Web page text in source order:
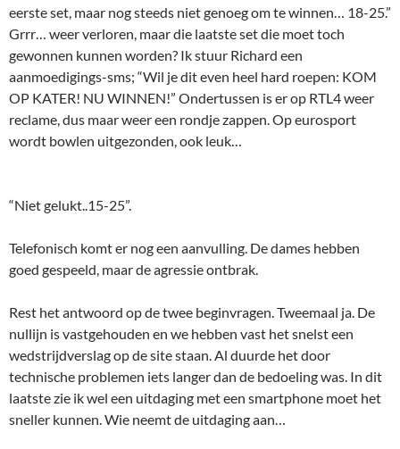
eerste set, maar nog steeds niet genoeg om te winnen… 18-25.”
Grrr… weer verloren, maar die laatste set die moet toch
gewonnen kunnen worden? Ik stuur Richard een
aanmoedigings-sms; “Wil je dit even heel hard roepen: KOM
OP KATER! NU WINNEN!” Ondertussen is er op RTL4 weer
reclame, dus maar weer een rondje zappen. Op eurosport
wordt bowlen uitgezonden, ook leuk…
“Niet gelukt..15-25”.
Telefonisch komt er nog een aanvulling. De dames hebben
goed gespeeld, maar de agressie ontbrak.
Rest het antwoord op de twee beginvragen. Tweemaal ja. De
nullijn is vastgehouden en we hebben vast het snelst een
wedstrijdverslag op de site staan. Al duurde het door
technische problemen iets langer dan de bedoeling was. In dit
laatste zie ik wel een uitdaging met een smartphone moet het
sneller kunnen. Wie neemt de uitdaging aan…